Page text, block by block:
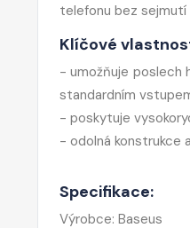
telefonu bez sejmutí
Klíčové
- umožňuje poslech
standardním
- poskytuje
- odolná konstrukce
Specifikace:
Výrobce: Baseus